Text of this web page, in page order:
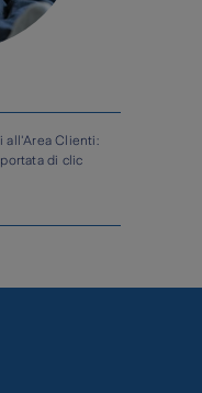
all'Area Clienti:
di clic